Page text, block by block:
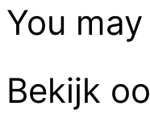
You
Bekijk